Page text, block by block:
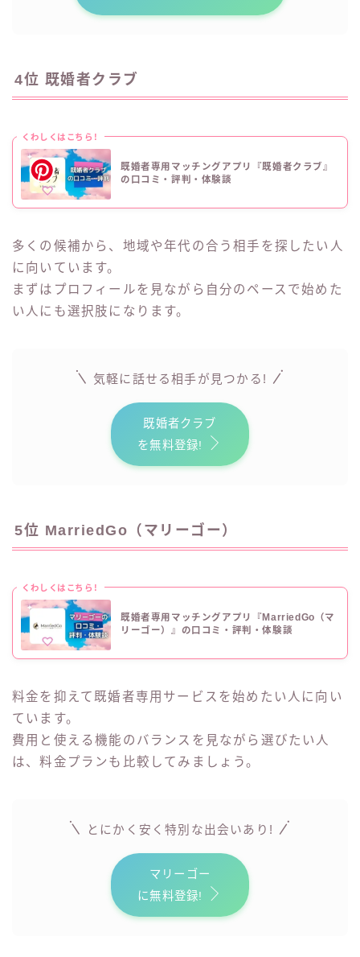
4位 既婚者クラブ
くわしくはこちら!
既婚者専用マッチングアプリ『既婚者クラブ』
の口コミ・評判・体験談
多くの候補から、地域や年代の合う相手を探したい人
に向いています。
まずはプロフィールを見ながら自分のペースで始めた
い人にも選択肢になります。
気軽に話せる相手が見つかる !
既婚者クラブ
を無料登録!
5位 MarriedGo（マリーゴー）
くわしくはこちら!
既婚者専用マッチングアプリ『MarriedGo（マ
リーゴー）』の口コミ・評判・体験談
料金を抑えて既婚者専用サービスを始めたい人に向い
ています。
費用と使える機能のバランスを見ながら選びたい人
は、料金プランも比較してみましょう。
とにかく安く特別な出会いあり !
マリーゴー
に無料登録!